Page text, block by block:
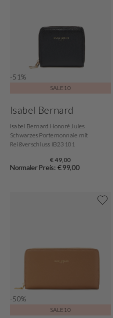
-51%
SALE10
Isabel Bernard
Isabel Bernard Honoré Jules
Schwarzes Portemonnaie mit
Reißverschluss IB23101
€ 49,00
Normaler Preis: € 99,00
-50%
SALE10